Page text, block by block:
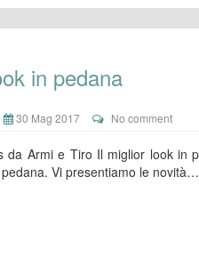
in pedana
30 Mag 2017 No comment
da Armi e Tiro Il miglior look in
Vi presentiamo le novità…